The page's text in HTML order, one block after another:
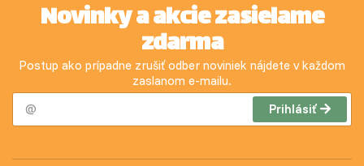
Novinky a akcie zasielame
zdarma
Postup ako prípadne zrušiť odber noviniek nájdete v každom
zaslanom e-mailu.
Prihlásiť